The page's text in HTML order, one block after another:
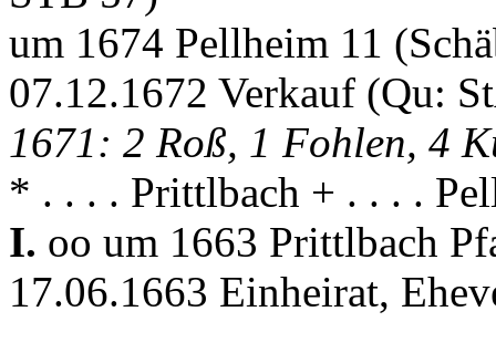
um 1674 Pellheim 11
07.12.1672 Verkauf (Qu:
1671: 2 Roß, 1 Fohlen, 4
* . . . . Prittlbach + . . . .
I. oo um 1663 Prittlbach
17.06.1663 Einheirat,